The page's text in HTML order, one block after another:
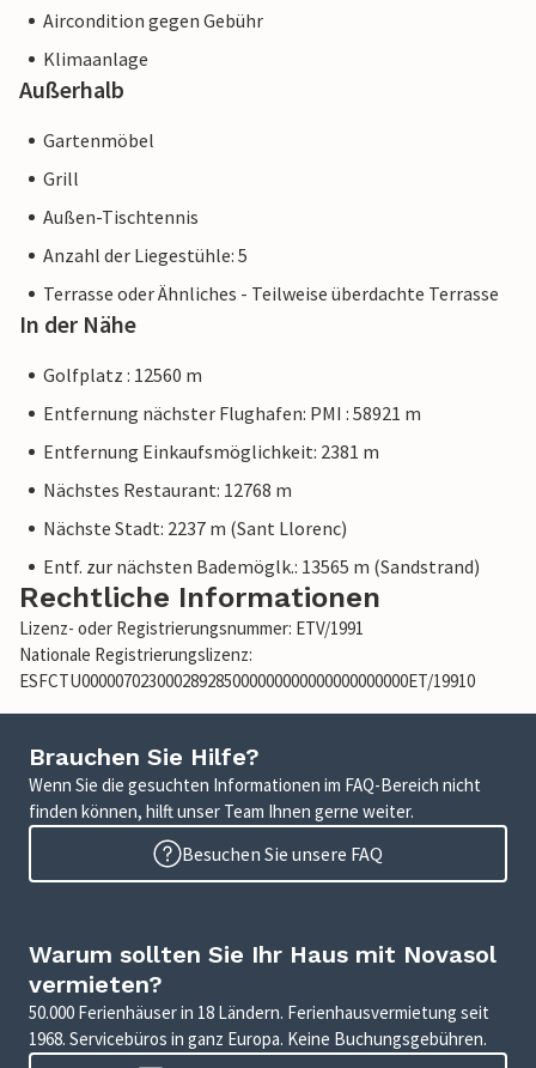
Aircondition gegen Gebühr
Klimaanlage
Außerhalb
Gartenmöbel
Grill
Außen-Tischtennis
Anzahl der Liegestühle: 5
Terrasse oder Ähnliches - Teilweise überdachte Terrasse
In der Nähe
Golfplatz : 12560 m
Entfernung nächster Flughafen: PMI : 58921 m
Entfernung Einkaufsmöglichkeit: 2381 m
Nächstes Restaurant: 12768 m
Nächste Stadt: 2237 m (Sant Llorenc)
Entf. zur nächsten Bademöglk.: 13565 m (Sandstrand)
Rechtliche Informationen
Lizenz- oder Registrierungsnummer: ETV/1991
Nationale Registrierungslizenz:
ESFCTU000007023000289285000000000000000000000ET/19910
Brauchen Sie Hilfe?
Wenn Sie die gesuchten Informationen im FAQ-Bereich nicht
finden können, hilft unser Team Ihnen gerne weiter.
Besuchen Sie unsere FAQ
Warum sollten Sie Ihr Haus mit Novasol
vermieten?
50.000 Ferienhäuser in 18 Ländern. Ferienhausvermietung seit
1968. Servicebüros in ganz Europa. Keine Buchungsgebühren.